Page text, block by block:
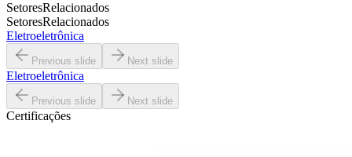
SetoresRelacionados
SetoresRelacionados
Eletroeletrônica
Previous slide Next slide
Eletroeletrônica
Previous slide Next slide
Certificações